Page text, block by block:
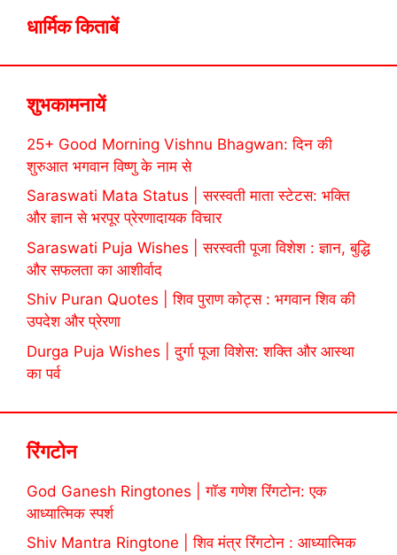
धार्मिक किताबें
शुभकामनायें
25+ Good Morning Vishnu Bhagwan: दिन की
शुरुआत भगवान विष्णु के नाम से
Saraswati Mata Status | सरस्वती माता स्टेटस: भक्ति
और ज्ञान से भरपूर प्रेरणादायक विचार
Saraswati Puja Wishes | सरस्वती पूजा विशेश : ज्ञान, बुद्धि
और सफलता का आशीर्वाद
Shiv Puran Quotes | शिव पुराण कोट्स : भगवान शिव की
उपदेश और प्रेरणा
Durga Puja Wishes | दुर्गा पूजा विशेस: शक्ति और आस्था
का पर्व
रिंगटोन
God Ganesh Ringtones | गॉड गणेश रिंगटोन: एक
आध्यात्मिक स्पर्श
Shiv Mantra Ringtone | शिव मंत्र रिंगटोन : आध्यात्मिक